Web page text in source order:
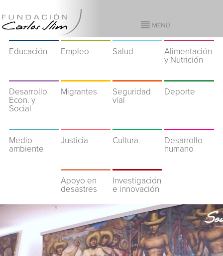
Educación Empleo Salud
Alimentación
y Nutrición
Desarrollo
Econ. y
Social
Migrantes
Seguridad
vial
Deporte
Medio
ambiente
Justicia Cultura
Desarrollo
humano
Apoyo en
desastres
Investigación
e innovación